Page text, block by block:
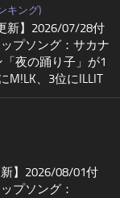
キング)
新】2026/07/28付
プソング：サカナ
「夜の踊り子」が1
M!LK、3位にILLIT
新】2026/08/01付
プソング：